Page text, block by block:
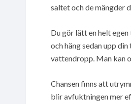
saltet och de mängder
Du gör lätt en helt
och häng sedan upp
vattendropp. Man kan
Chansen finns att
blir avfuktningen mer